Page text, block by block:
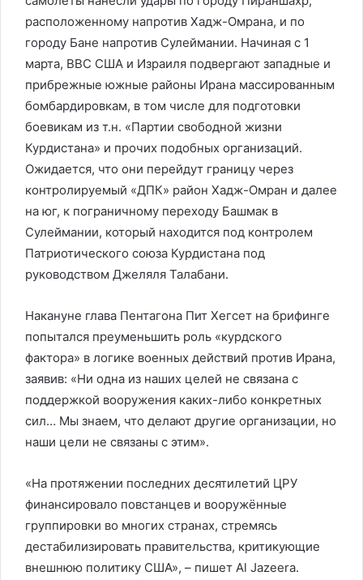
расположенному напротив Хадж-Омрана, и по
городу Бане напротив Сулеймании. Начиная с 1
марта, ВВС США и Израиля подвергают западные и
прибрежные южные районы Ирана массированным
бомбардировкам, в том числе для подготовки
боевикам из т.н. «Партии свободной жизни
Курдистана» и прочих подобных организаций.
Ожидается, что они перейдут границу через
контролируемый «ДПК» район Хадж-Омран и далее
на юг, к пограничному переходу Башмак в
Сулеймании, который находится под контролем
Патриотического союза Курдистана под
руководством Джеляля Талабани.
Накануне глава Пентагона Пит Хегсет на брифинге
попытался преуменьшить роль «курдского
фактора» в логике военных действий против Ирана,
заявив: «Ни одна из наших целей не связана с
поддержкой вооружения каких-либо конкретных
сил… Мы знаем, что делают другие организации, но
наши цели не связаны с этим».
«На протяжении последних десятилетий ЦРУ
финансировало повстанцев и вооружённые
группировки во многих странах, стремясь
дестабилизировать правительства, критикующие
внешнюю политику США», – пишет Al Jazeera.